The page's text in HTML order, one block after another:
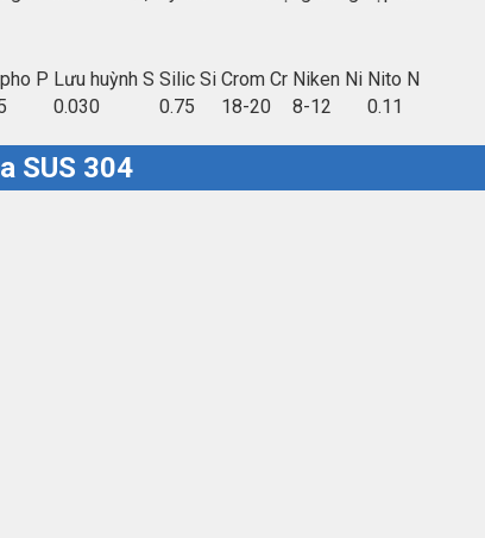
P Lưu huỳnh S Silic Si Crom Cr Niken Ni Nito N
0.030 0.75 18-20 8-12 0.11
SUS 304